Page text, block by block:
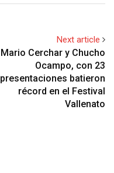
Next article
Mario Cerchar y Chucho
Ocampo, con 23
presentaciones batieron
récord en el Festival
Vallenato